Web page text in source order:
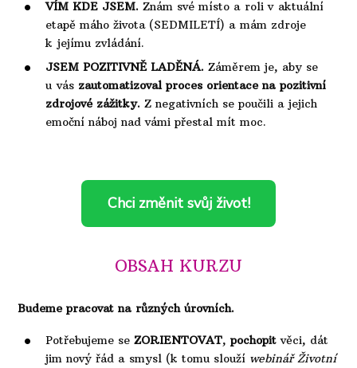
VÍM KDE JSEM. Znám své místo a roli v aktuální
etapě máho života (SEDMILETÍ) a mám zdroje
k jejímu zvládání.
JSEM POZITIVNĚ LADĚNÁ. Záměrem je, aby se
u vás zautomatizoval proces orientace na pozitivní
zdrojové zážitky.Z negativních se poučili a jejich
emoční náboj nad vámi přestal mít moc.
Chci změnit svůj život!
OBSAH KURZU
Budeme pracovat na různých úrovních.
Potřebujeme seZORIENTOVAT,pochopit věci, dát
jim nový řád a smysl (k tomu slouží webinář Životní